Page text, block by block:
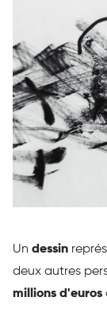
Un dessin
deux autres
millions d'euros